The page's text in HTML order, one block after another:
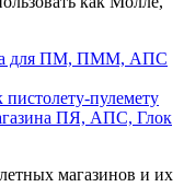
магазинов и их